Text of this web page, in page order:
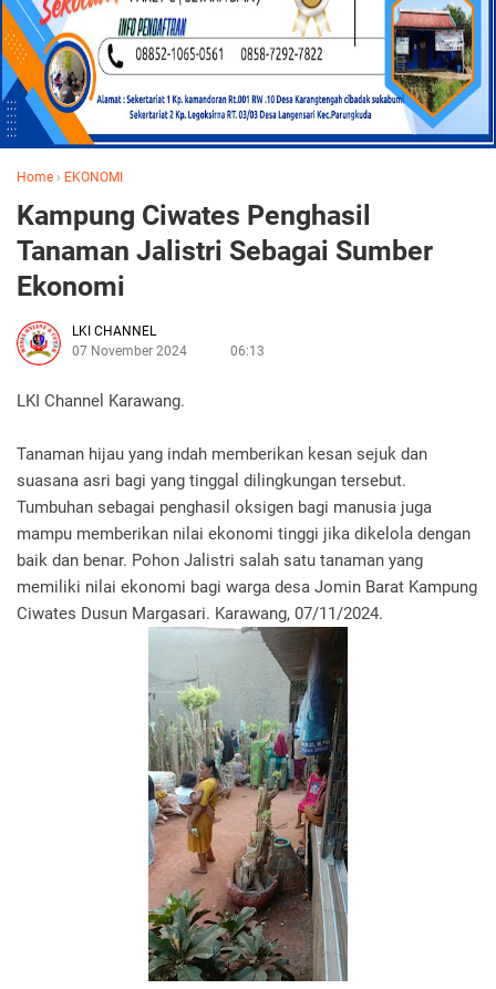
Home › EKONOMI
Kampung Ciwates Penghasil
Tanaman Jalistri Sebagai Sumber
Ekonomi
LKI CHANNEL
07 November 2024
06:13
LKI Channel Karawang.
Tanaman hijau yang indah memberikan kesan sejuk dan
suasana asri bagi yang tinggal dilingkungan tersebut.
Tumbuhan sebagai penghasil oksigen bagi manusia juga
mampu memberikan nilai ekonomi tinggi jika dikelola dengan
baik dan benar. Pohon Jalistri salah satu tanaman yang
memiliki nilai ekonomi bagi warga desa Jomin Barat Kampung
Ciwates Dusun Margasari. Karawang, 07/11/2024.